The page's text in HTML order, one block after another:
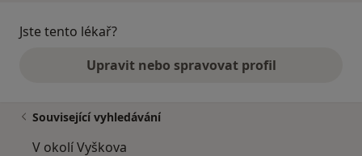
Jste tento lékař?
Upravit nebo spravovat profil
Související vyhledávání
V okolí Vyškova